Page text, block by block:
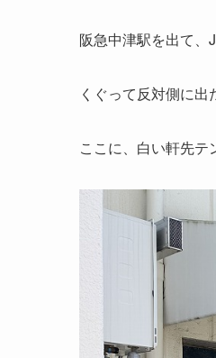
阪急中津駅を出て、
くぐって反対側に出
ここに、白い軒先テ